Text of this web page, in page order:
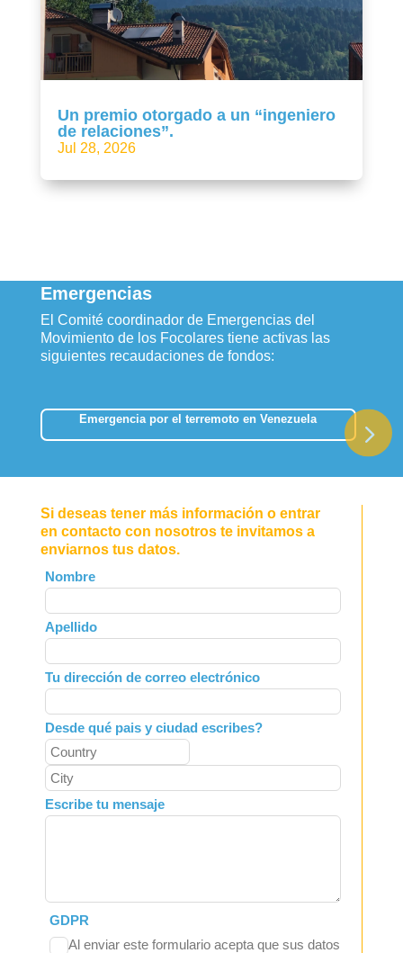
Un premio otorgado a un “ingeniero
de relaciones”.
Jul 28, 2026
Emergencias
El Comité coordinador de Emergencias del
Movimiento de los Focolares tiene activas las
siguientes recaudaciones de fondos:
Emergencia por el terremoto en Venezuela
Si deseas tener más información o entrar
en contacto con nosotros te invitamos a
enviarnos tus datos.
Leave
this
field
blank
Nombre
Apellido
Tu dirección de correo electrónico
Desde qué pais y ciudad escribes?
Escribe tu mensaje
GDPR
Al enviar este formulario acepta que sus datos